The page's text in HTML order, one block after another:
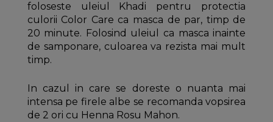
foloseste uleiul Khadi pentru protectia
culorii Color Care ca masca de par, timp de
20 minute. Folosind uleiul ca masca inainte
de samponare, culoarea va rezista mai mult
timp.
In cazul in care se doreste o nuanta mai
intensa pe firele albe se recomanda vopsirea
de 2 ori cu Henna Rosu Mahon.